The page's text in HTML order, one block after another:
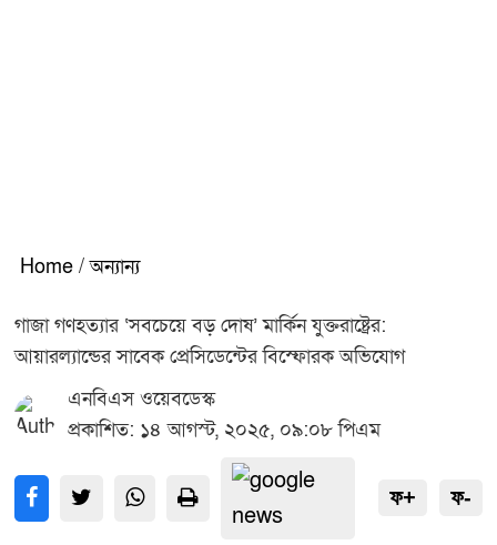
Home / অন্যান্য
গাজা গণহত্যার ‘সবচেয়ে বড় দোষ’ মার্কিন যুক্তরাষ্ট্রের:
আয়ারল্যান্ডের সাবেক প্রেসিডেন্টের বিস্ফোরক অভিযোগ
এনবিএস ওয়েবডেস্ক
প্রকাশিত: ১৪ আগস্ট, ২০২৫, ০৯:০৮ পিএম
ফ+ ফ-